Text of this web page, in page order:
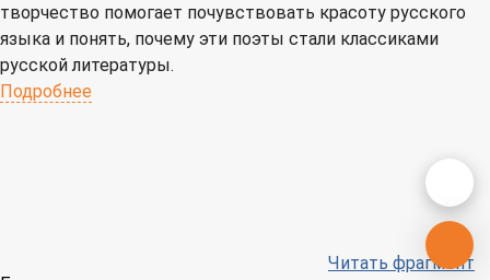
творчество помогает почувствовать красоту русского
языка и понять, почему эти поэты стали классиками
русской литературы.
Подробнее
Читать фрагмент